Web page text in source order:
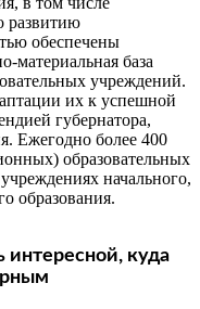
интересной, куда